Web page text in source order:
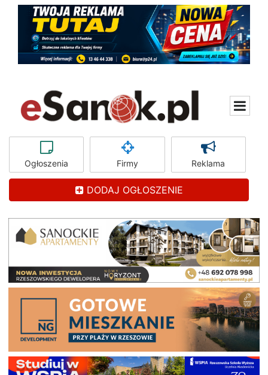
Ogłoszenia Firmy Reklama
DODAJ OGŁOSZENIE